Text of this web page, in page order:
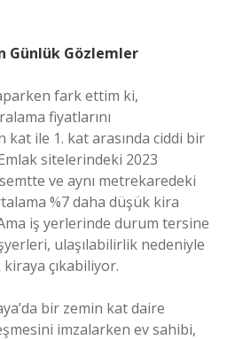
Günlük Gözlemler
fark ettim ki,
fiyatlarını
kat ile 1. kat arasında ciddi bir
sitelerindeki 2023
ve aynı metrekaredeki
%7 daha düşük kira
iş yerlerinde durum tersine
ulaşılabilirlik nedeniyle
çıkabiliyor.
bir zemin kat daire
imzalarken ev sahibi,